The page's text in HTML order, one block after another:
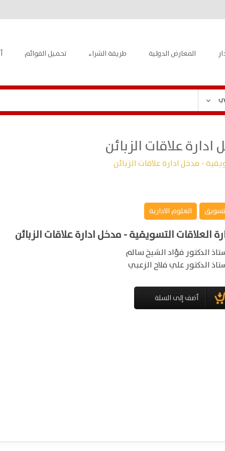
المعارض الدولية طريقة الشراء تحميل القوائم
علاقات الزبائن
- مدخل ادارة علاقات الزبائن
العلوم الادارية
العلاقات التسويقية - مدخل ادارة علاقات الزبائن
الدكتور فؤاد الشيخ سالم
الدكتور علي فلاح الزعبي